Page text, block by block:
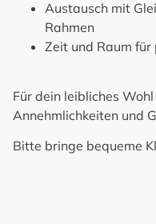
Austausch mit
Rahmen
Zeit und Raum
Für dein leibliches
Annehmlichkeiten und
Bitte bringe bequeme